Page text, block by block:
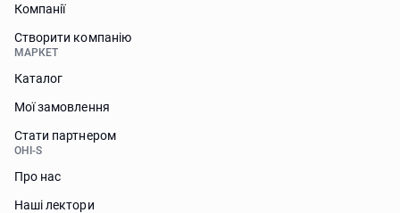
Компанії
Створити компанію
МАРКЕТ
Каталог
Мої замовлення
Стати партнером
OHI-S
Про нас
Наші лектори